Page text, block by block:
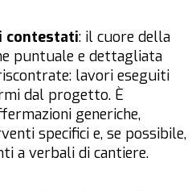
contestati: il cuore della
puntuale e dettagliata
lavori eseguiti
dal progetto. È
generiche,
specifici e, se possibile,
a verbali di cantiere.